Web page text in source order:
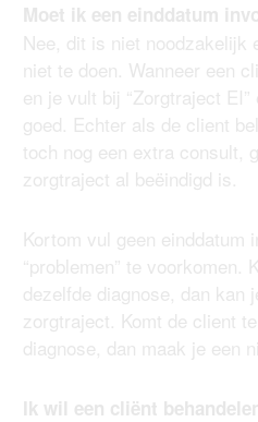
Moet ik een einddatum
Nee, dit is niet noodzakelijk
niet te doen. Wanneer een
en je vult bij “Zorgtraject
goed. Echter als de client
toch nog een extra consult,
zorgtraject al beëindigd is.
Kortom vul geen einddatum
“problemen” te voorkomen.
dezelfde diagnose, dan kan
zorgtraject. Komt de client
diagnose, dan maak je een
Ik wil een cliënt